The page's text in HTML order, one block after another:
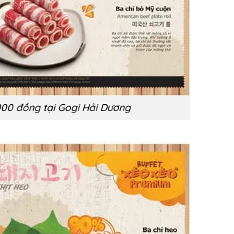
đồng tại Gogi Hải Dương